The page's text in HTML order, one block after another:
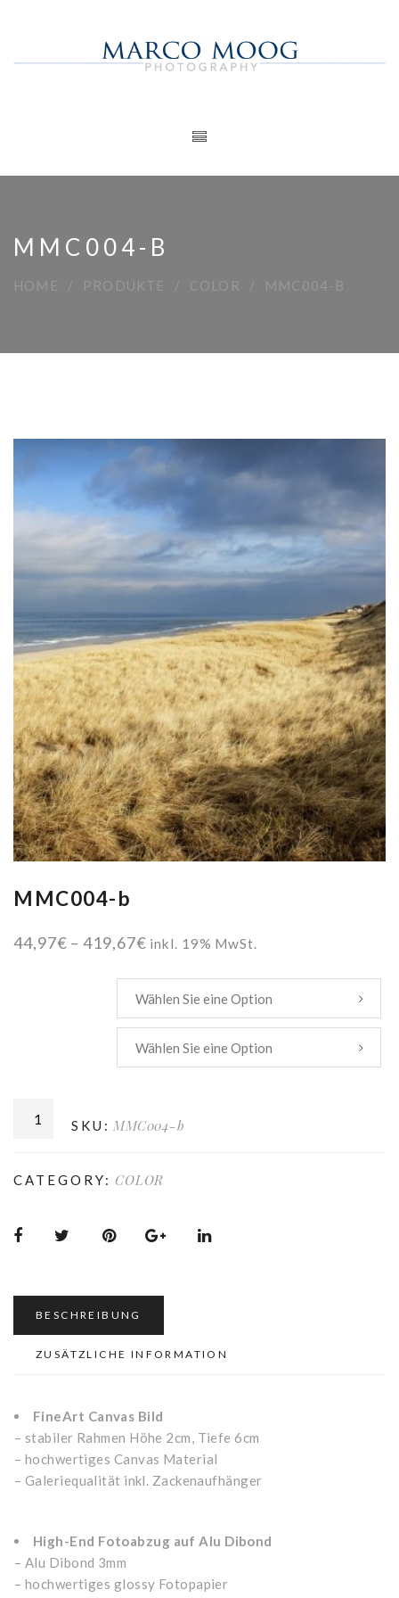
MMC004-B
HOME PRODUKTE COLOR MMC004-B
MMC004-b
44,97€ –419,67€Preisspanne:
bis
419,67€
inkl. 19% MwSt.
SKU: MMC004-b
CATEGORY: COLOR
BESCHREIBUNG
ZUSÄTZLICHE INFORMATION
FineArt Canvas Bild
– stabiler Rahmen Höhe 2cm, Tiefe 6cm
– hochwertiges Canvas Material
– Galeriequalität inkl. Zackenaufhänger
High-End Fotoabzug auf Alu Dibond
– Alu Dibond 3mm
– hochwertiges glossy Fotopapier